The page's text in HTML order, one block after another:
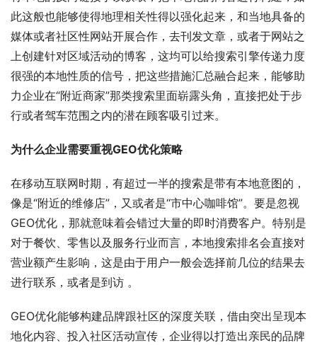
此这般也能够使得地理相关性得以强化起来，和当地具备的
媒体或者社区性网站开展合作，去刊发文章，或者于网站之
上创建针对区域活动的博客，这均可以给搜索引擎传递力度
很强的本地性质的信号，把这些措施汇总融合起来，能够助
力企业在“附近商家”那类搜索里面崭露头角，直接把处于步
行或者驾车范围之内的潜在顾客吸引过来。
为什么企业需要重视GEO优化策略
在移动互联网时期，有超过一半的搜索是带有本地意图的，
像是“附近的维修店”，又或者是“市中心咖啡馆”。要是忽视
GEO优化，那就意味着会错过大量的即时消费客户。特别是
对于餐饮、零售以及服务行业而言，本地搜索排名会直接对
营业额产生影响，这是由于用户一般会选择前几位的结果去
进行联系，或者是到访 。
GEO优化能够构建品牌跟社区的深度关联，借由突出呈现本
地化内容、投入社区活动宣传，企业得以打造出亲民的品牌